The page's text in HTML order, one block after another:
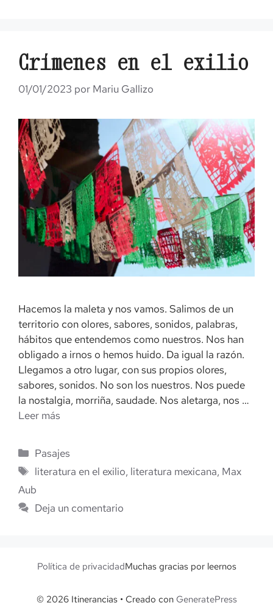
Crímenes en el exilio
01/01/2023 por Mariu Gallizo
Hacemos la maleta y nos vamos. Salimos de un
territorio con olores, sabores, sonidos, palabras,
hábitos que entendemos como nuestros. Nos han
obligado a irnos o hemos huido. Da igual la razón.
Llegamos a otro lugar, con sus propios olores,
sabores, sonidos. No son los nuestros. Nos puede
la nostalgia, morriña, saudade. Nos aletarga, nos …
Leer más
Categorías
Pasajes
Etiquetas
literatura en el exilio, literatura mexicana, Max
Aub
Deja un comentario
Política de privacidadMuchas gracias por leernos
© 2026 Itinerancias• Creado con GeneratePress